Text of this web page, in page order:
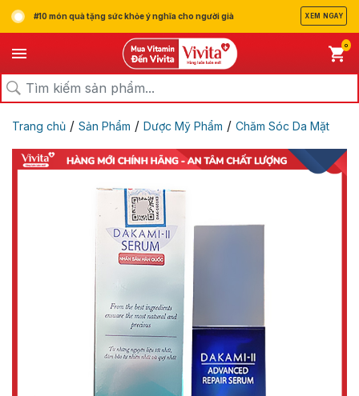
#10 món quà tặng sức khỏe ý nghĩa cho người già XEM NGAY
0
Trang chủ / Sản Phẩm / Dược Mỹ Phẩm / Chăm Sóc Da Mặt